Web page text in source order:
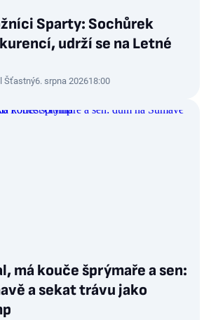
Sparty: Sochůrek
udrží se na Letné
Šťastný6. srpna 202618:00
má kouče šprýmaře a sen:
a sekat trávu jako